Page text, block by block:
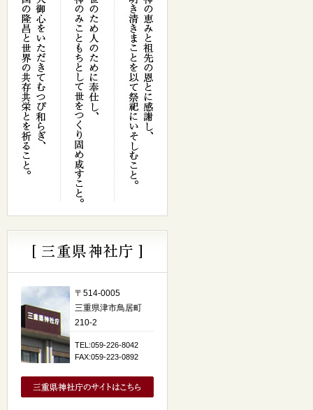
〒514-0005
三重県津市鳥居町
210-2
TEL:059-226-8042
FAX:059-223-0892